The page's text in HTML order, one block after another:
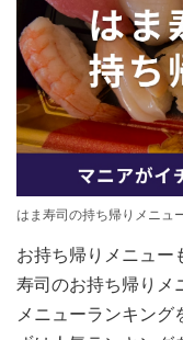
はま寿司の持ち帰りメニュ
お持ち帰りメニュー
寿司のお持ち帰りメ
メニューランキング